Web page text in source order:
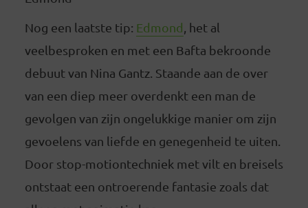
Nog een laatste tip: Edmond , het al
veelbesproken en met een Bafta bekroonde
debuut van Nina Gantz. Staande aan de over
van een diep meer overdenkt een man de
gevolgen van zijn ongelukkige manier om zijn
gevoelens van liefde en genegenheid te uiten.
Door stop-motiontechniek met vilt en breisels
ontstaat een ontroerende fantasie zoals dat